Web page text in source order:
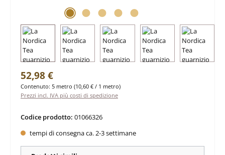
Prezzo normale:
52,98 €
Contenuto: 5 metro (10,60 € / 1 metro)
Prezzi incl. IVA più costi di spedizione
Codice prodotto: 01066326
tempi di consegna ca. 2-3 settimane